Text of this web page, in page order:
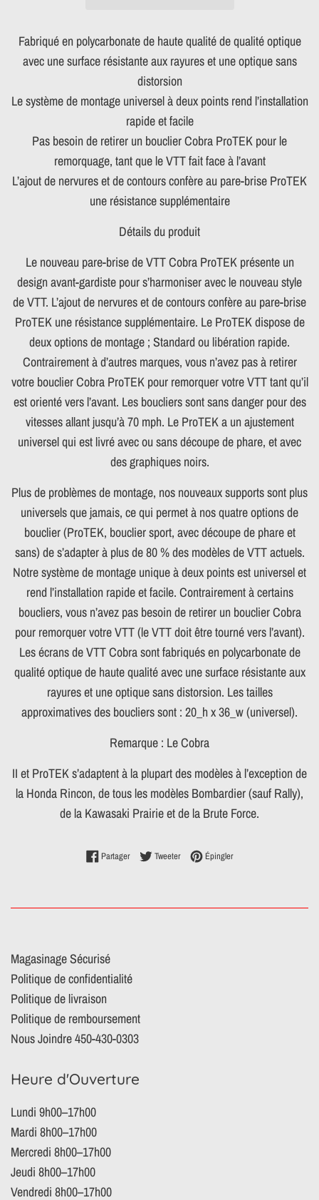
Fabriqué en polycarbonate de haute qualité de qualité optique
avec une surface résistante aux rayures et une optique sans
distorsion
Le système de montage universel à deux points rend l’installation
rapide et facile
Pas besoin de retirer un bouclier Cobra ProTEK pour le
remorquage, tant que le VTT fait face à l’avant
L’ajout de nervures et de contours confère au pare-brise ProTEK
une résistance supplémentaire
Détails du produit
Le nouveau pare-brise de VTT Cobra ProTEK présente un
design avant-gardiste pour s’harmoniser avec le nouveau style
de VTT. L’ajout de nervures et de contours confère au pare-brise
ProTEK une résistance supplémentaire. Le ProTEK dispose de
deux options de montage ; Standard ou libération rapide.
Contrairement à d’autres marques, vous n’avez pas à retirer
votre bouclier Cobra ProTEK pour remorquer votre VTT tant qu’il
est orienté vers l’avant. Les boucliers sont sans danger pour des
vitesses allant jusqu’à 70 mph. Le ProTEK a un ajustement
universel qui est livré avec ou sans découpe de phare, et avec
des graphiques noirs.
Plus de problèmes de montage, nos nouveaux supports sont plus
universels que jamais, ce qui permet à nos quatre options de
bouclier (ProTEK, bouclier sport, avec découpe de phare et
sans) de s’adapter à plus de 80 % des modèles de VTT actuels.
Notre système de montage unique à deux points est universel et
rend l’installation rapide et facile. Contrairement à certains
boucliers, vous n’avez pas besoin de retirer un bouclier Cobra
pour remorquer votre VTT (le VTT doit être tourné vers l’avant).
Les écrans de VTT Cobra sont fabriqués en polycarbonate de
qualité optique de haute qualité avec une surface résistante aux
rayures et une optique sans distorsion. Les tailles
approximatives des boucliers sont : 20_h x 36_w (universel).
Remarque : Le Cobra
II et ProTEK s’adaptent à la plupart des modèles à l’exception de
la Honda Rincon, de tous les modèles Bombardier (sauf Rally),
de la Kawasaki Prairie et de la Brute Force.
PartagerPartager sur Facebook
TweeterTweeter sur Twitter
ÉpinglerÉpingler sur Pinterest
Magasinage Sécurisé
Politique de confidentialité
Politique de livraison
Politique de remboursement
Nous Joindre 450-430-0303
Heure d'Ouverture
Lundi 9h00–17h00
Mardi 8h00–17h00
Mercredi 8h00–17h00
Jeudi 8h00–17h00
Vendredi 8h00–17h00